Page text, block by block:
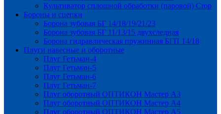
Культиватор сплошной обработки (паровой) Crop
Бороны и сцепки
Борона зубовая БГ 14/18/19/21/23
Борона зубовая БГ 11/13/15 двухследная
Борона гидравлическая пружинная БГП 14/18
Плуги навесные и оборотные
Плуг Гетьман-4
Плуг Гетьман-5
Плуг Гетьман-6
Плуг Гетьман-7
Плуг оборотный ОПТИКОН Мастер А3
Плуг оборотный ОПТИКОН Мастер А4
Плуг оборотный ОПТИКОН Мастер А5